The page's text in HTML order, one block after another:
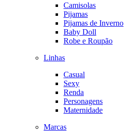
Camisolas
Pijamas
Pijamas de Inverno
Baby Doll
Robe e Roupão
Linhas
Casual
Sexy
Renda
Personagens
Maternidade
Marcas